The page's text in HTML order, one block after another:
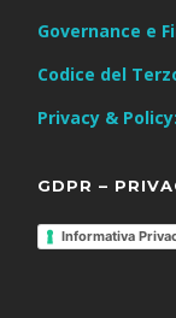
Governance e
Codice del
Privacy & Policy:
GDPR –
Informativa